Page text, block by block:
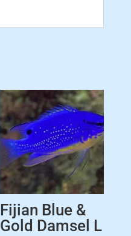
Fijian Blue &
Gold Damsel L